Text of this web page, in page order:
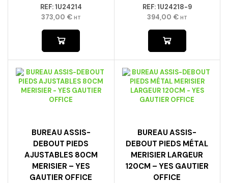
REF:1U24214
373,00 € HT
REF:1U24218-9
394,00 € HT
BUREAU ASSIS-
DEBOUT PIEDS
AJUSTABLES 80CM
MERISIER – YES
GAUTIER OFFICE
BUREAU ASSIS-
DEBOUT PIEDS MÉTAL
MERISIER LARGEUR
120CM – YES GAUTIER
OFFICE